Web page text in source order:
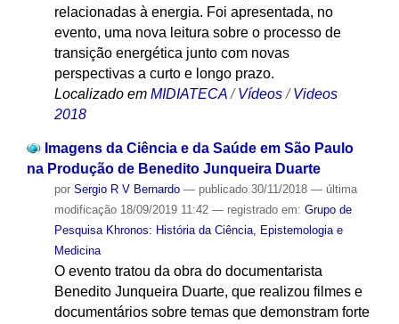
relacionadas à energia. Foi apresentada, no
evento, uma nova leitura sobre o processo de
transição energética junto com novas
perspectivas a curto e longo prazo.
Localizado em MIDIATECA /Vídeos /Videos
2018
Imagens da Ciência e da Saúde em São Paulo
na Produção de Benedito Junqueira Duarte
por Sergio R V Bernardo — publicado30/11/2018 — última
modificação18/09/2019 11:42 — registrado em: Grupo de
Pesquisa Khronos: História da Ciência, Epistemologia e
Medicina
O evento tratou da obra do documentarista
Benedito Junqueira Duarte, que realizou filmes e
documentários sobre temas que demonstram forte